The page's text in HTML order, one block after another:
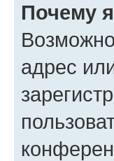
Почему
адрес